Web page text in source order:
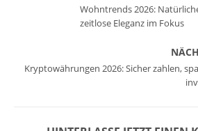
Wohntrends 2026:
zeitlose Eleganz im Fokus
Kryptowährungen 2026: Sicher zahlen,